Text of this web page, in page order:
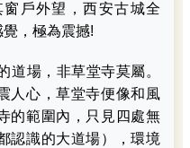
戶外望，西安古城全
，極為震撼!
場，非草堂寺莫屬。
人心，草堂寺便像和風
的範圍內，只見四處無
認識的大道場），環境